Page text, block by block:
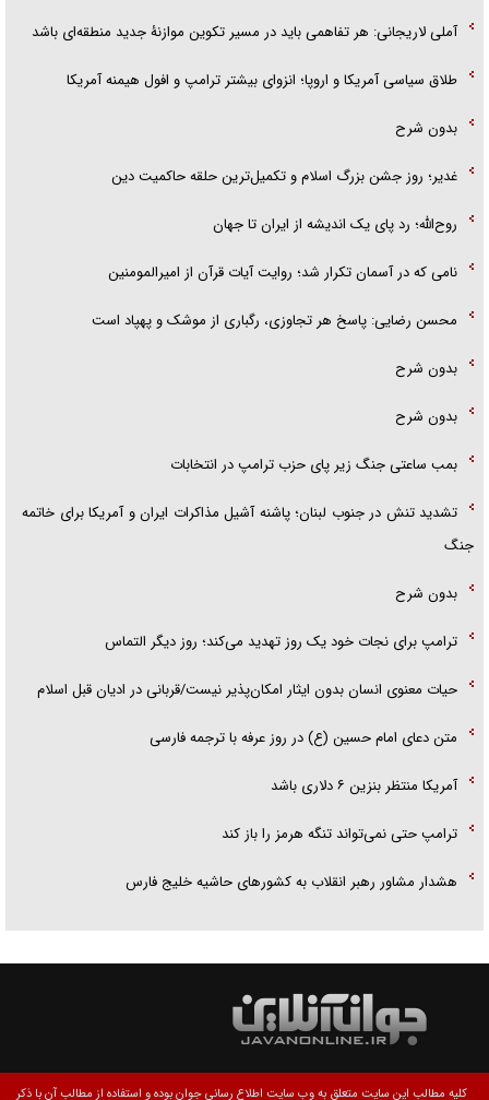
آملی لاریجانی: هر تفاهمی باید در مسیر تکوین موازنۀ جدید منطقه‌ای باشد
طلاق سیاسی آمریکا و اروپا؛ انزوای بیشتر ترامپ و افول هیمنه آمریکا
بدون شرح
غدیر؛ روز جشن بزرگ اسلام و تکمیل‌ترین حلقه حاکمیت دین
روح‌الله؛ رد پای یک اندیشه از ایران تا جهان
نامی که در آسمان تکرار شد؛ روایت آیات قرآن از امیرالمومنین
محسن رضایی: پاسخ هر تجاوزی، رگباری از موشک و پهپاد است
بدون شرح
بدون شرح
بمب ساعتی جنگ زیر پای حزب ترام‍پ در انتخابات
تشدید تنش در جنوب لبنان؛ پاشنه آشیل مذاکرات ایران و آمریکا برای خاتمه
جنگ
بدون شرح
ترامپ برای نجات خود یک روز تهدید می‌کند؛ روز دیگر التماس
حیات معنوی انسان بدون ایثار امکان‌پذیر نیست/قربانی در ادیان قبل اسلام
متن دعای امام حسین (ع) در روز عرفه با ترجمه فارسی
آمریکا منتظر بنزین ۶ دلاری باشد
ترامپ حتی نمی‌تواند تنگه هرمز را باز کند
هشدار مشاور رهبر انقلاب به کشور‌های حاشیه خلیج فارس
کلیه مطالب این سایت متعلق به وب سایت اطلاع رسانی جوان بوده و استفاده از مطالب آن با ذکر